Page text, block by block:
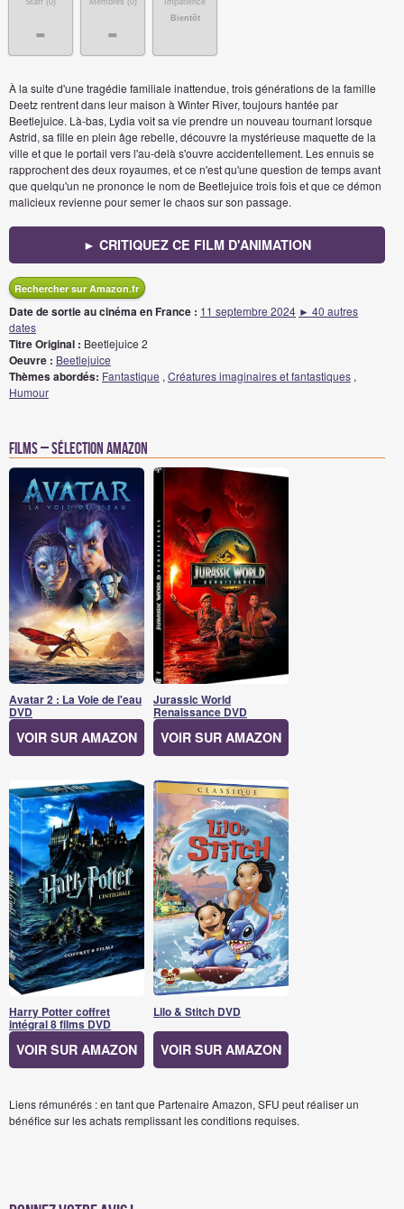
Staff (0)
-
Membres (0)
-
Impatience
Bientôt
À la suite d'une tragédie familiale inattendue, trois générations de la famille
Deetz rentrent dans leur maison à Winter River, toujours hantée par
Beetlejuice. Là-bas, Lydia voit sa vie prendre un nouveau tournant lorsque
Astrid, sa fille en plein âge rebelle, découvre la mystérieuse maquette de la
ville et que le portail vers l'au-delà s'ouvre accidentellement. Les ennuis se
rapprochent des deux royaumes, et ce n'est qu'une question de temps avant
que quelqu'un ne prononce le nom de Beetlejuice trois fois et que ce démon
malicieux revienne pour semer le chaos sur son passage.
► CRITIQUEZ CE FILM D'ANIMATION
Rechercher sur Amazon.fr
Date de sortie au cinéma en France : 11 septembre 2024 ► 40 autres
dates
Titre Original : Beetlejuice 2
Oeuvre : Beetlejuice
Thèmes abordés: Fantastique , Créatures imaginaires et fantastiques ,
Humour
Films – Sélection Amazon
Avatar 2 : La Voie de l'eau
DVD
VOIR SUR AMAZON
Jurassic World
Renaissance DVD
VOIR SUR AMAZON
Harry Potter coffret
intégral 8 films DVD
VOIR SUR AMAZON
Lilo & Stitch DVD
VOIR SUR AMAZON
Liens rémunérés : en tant que Partenaire Amazon, SFU peut réaliser un
bénéfice sur les achats remplissant les conditions requises.